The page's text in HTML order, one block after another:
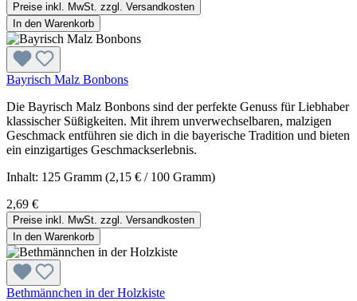
Preise inkl. MwSt. zzgl. Versandkosten
In den Warenkorb
Bayrisch Malz Bonbons
Die Bayrisch Malz Bonbons sind der perfekte Genuss für Liebhaber
klassischer Süßigkeiten. Mit ihrem unverwechselbaren, malzigen
Geschmack entführen sie dich in die bayerische Tradition und bieten
ein einzigartiges Geschmackserlebnis.
Inhalt: 125 Gramm (2,15 € / 100 Gramm)
2,69 €
Preise inkl. MwSt. zzgl. Versandkosten
In den Warenkorb
Bethmännchen in der Holzkiste